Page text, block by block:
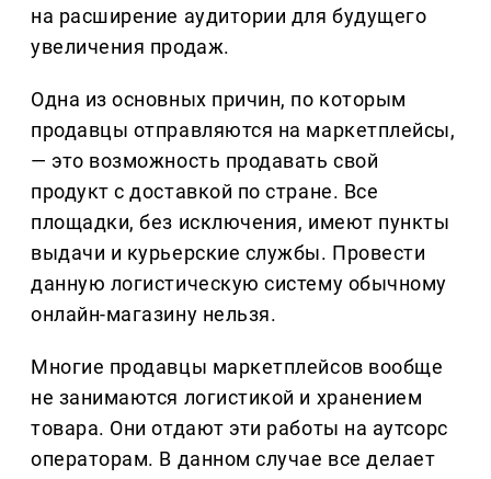
на расширение аудитории для будущего
увеличения продаж.
Одна из основных причин, по которым
продавцы отправляются на маркетплейсы,
— это возможность продавать свой
продукт с доставкой по стране. Все
площадки, без исключения, имеют пункты
выдачи и курьерские службы. Провести
данную логистическую систему обычному
онлайн-магазину нельзя.
Многие продавцы маркетплейсов вообще
не занимаются логистикой и хранением
товара. Они отдают эти работы на аутсорс
операторам. В данном случае все делает